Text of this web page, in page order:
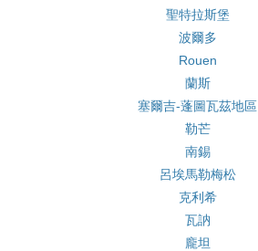
聖特拉斯堡
波爾多
Rouen
蘭斯
塞爾吉-蓬圖瓦茲地區
勒芒
南錫
呂埃馬勒梅松
克利希
瓦訥
龐坦